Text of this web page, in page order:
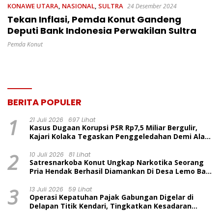
KONAWE UTARA, NASIONAL, SULTRA 24 Desember 2024
Tekan Inflasi, Pemda Konut Gandeng
Deputi Bank Indonesia Perwakilan Sultra
Pemda Konut
BERITA POPULER
1 21 Juli 2026 697 Lihat
Kasus Dugaan Korupsi PSR Rp7,5 Miliar Bergulir,
Kajari Kolaka Tegaskan Penggeledahan Demi Alat
2 10 Juli 2026 81 Lihat
Satresnarkoba Konut Ungkap Narkotika Seorang
Pria Hendak Berhasil Diamankan Di Desa Lemo Bajo
3 13 Juli 2026 59 Lihat
Operasi Kepatuhan Pajak Gabungan Digelar di
Delapan Titik Kendari, Tingkatkan Kesadaran